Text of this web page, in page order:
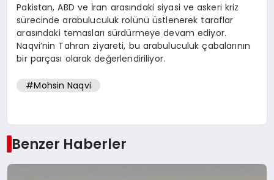
Pakistan, ABD ve İran arasındaki siyasi ve askeri kriz
sürecinde arabuluculuk rolünü üstlenerek taraflar
arasındaki temasları sürdürmeye devam ediyor.
Naqvi’nin Tahran ziyareti, bu arabuluculuk çabalarının
bir parçası olarak değerlendiriliyor.
#Mohsin Naqvi
Benzer Haberler